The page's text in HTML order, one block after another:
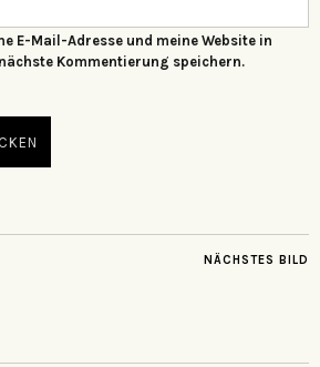
E-Mail-Adresse und meine Website in
Kommentierung speichern.
NÄCHSTES BILD